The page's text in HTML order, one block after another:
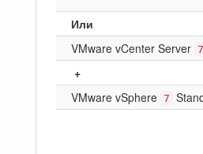
Или
VMware vCenter Server 7
+
VMware vSphere 7